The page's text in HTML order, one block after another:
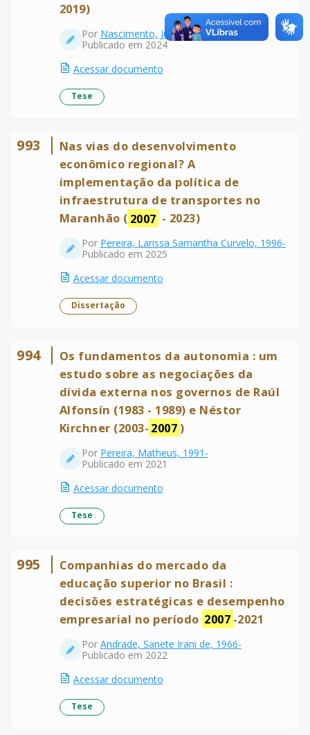
2019)
Por Nascimento, Julio Cesar, 1994-
Publicado em 2024
Acessar documento
Tese
993
Nas vias do desenvolvimento
econômico regional? A
implementação da política de
infraestrutura de transportes no
Maranhão ( 2007 - 2023)
Por Pereira, Larissa Samantha Curvelo, 1996-
Publicado em 2025
Acessar documento
Dissertação
994
Os fundamentos da autonomia : um
estudo sobre as negociações da
dívida externa nos governos de Raúl
Alfonsín (1983 - 1989) e Néstor
Kirchner (2003- 2007 )
Por Pereira, Matheus, 1991-
Publicado em 2021
Acessar documento
Tese
995
Companhias do mercado da
educação superior no Brasil :
decisões estratégicas e desempenho
empresarial no período 2007 -2021
Por Andrade, Sanete Irani de, 1966-
Publicado em 2022
Acessar documento
Tese